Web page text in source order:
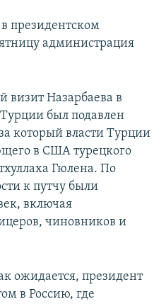
в президентском
администрация
визит Назарбаева в
был подавлен
который власти Турции
в США турецкого
Гюлена. По
к путчу были
включая
чиновников и
ожидается, президент
в Россию, где